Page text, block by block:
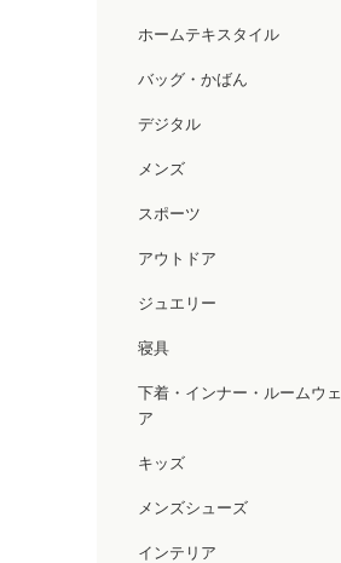
ホームテキスタイル
バッグ・かばん
デジタル
メンズ
スポーツ
アウトドア
ジュエリー
寝具
下着・インナー・ルームウェ
ア
キッズ
メンズシューズ
インテリア